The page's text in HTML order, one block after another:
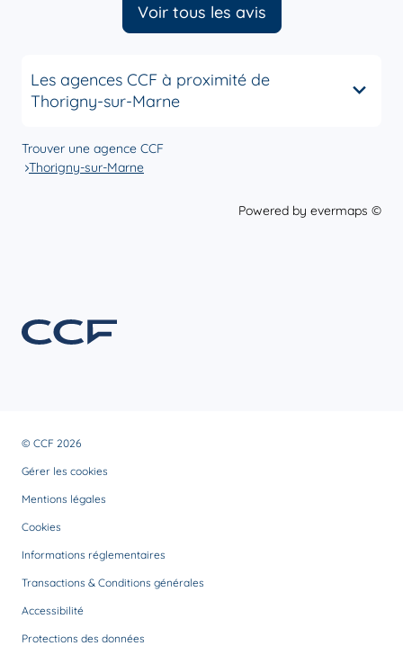
Voir tous les avis
Les agences CCF à proximité de
Thorigny-sur-Marne
Trouver une agence CCF
Thorigny-sur-Marne
Powered by evermaps ©
© CCF 2026
Gérer les cookies
Mentions légales
Cookies
Informations réglementaires
Transactions & Conditions générales
Accessibilité
Protections des données